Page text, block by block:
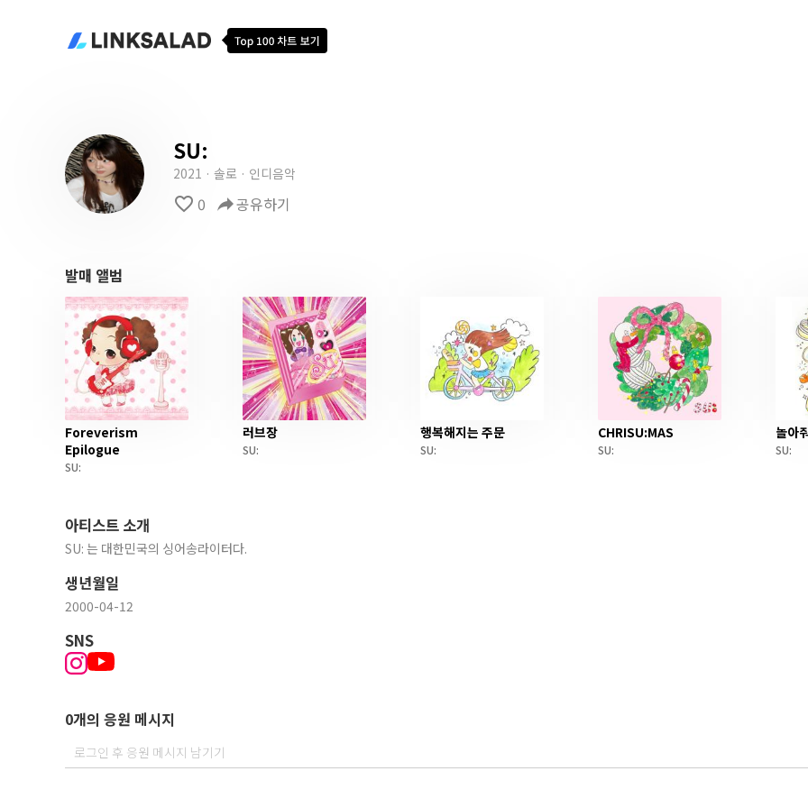
SU:
2021 · 솔로 · 인디음악
favorite_border 0 reply공유하기
발매 앨범
Foreverism
Epilogue
SU:
러브장
SU:
행복해지는 주문
SU:
CHRISU:MAS
SU:
놀아
SU:
아티스트 소개
SU: 는 대한민국의 싱어송라이터다.
생년월일
2000-04-12
SNS
0개의 응원 메시지